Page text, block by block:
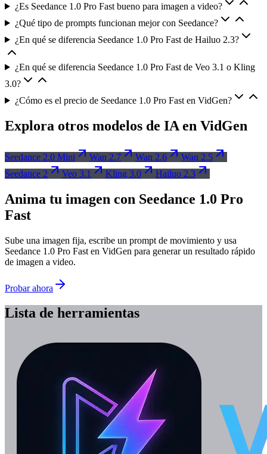
¿Es Seedance 1.0 Pro Fast bueno para imagen a video?
¿Qué tipo de prompts funcionan mejor con Seedance?
¿En qué se diferencia Seedance 1.0 Pro Fast de Hailuo 2.3?
¿En qué se diferencia Seedance 1.0 Pro Fast de Veo 3.1 o Kling
3.0?
¿Cómo es el precio de Seedance 1.0 Pro Fast en VidGen?
Explora otros modelos de IA en VidGen
Seedance 2.0 Mini Wan 2.7 Wan 2.6
Wan 2.5
Seedance 2
Veo 3.1 Kling 3.0 Hailuo 2.3
Anima tu imagen con Seedance 1.0 Pro
Fast
Sube una imagen fija, escribe un prompt de movimiento y usa
Seedance 1.0 Pro Fast en VidGen para generar un resultado rápido
de imagen a video.
Probar ahora
Lista de herramientas